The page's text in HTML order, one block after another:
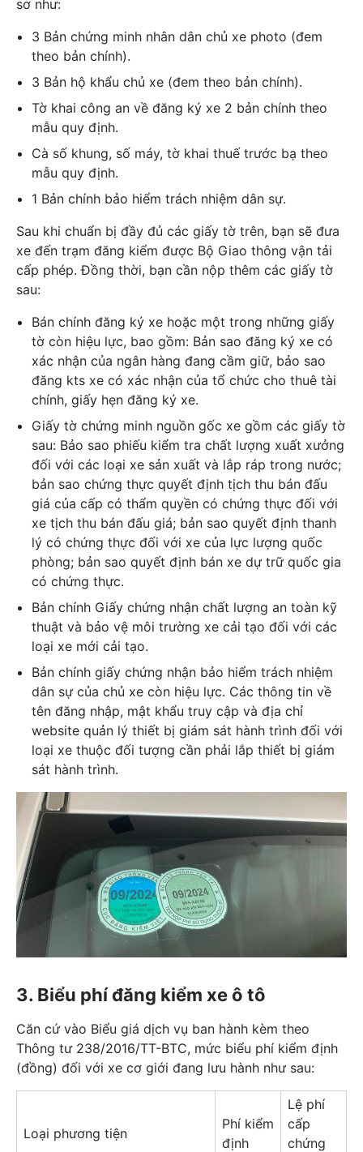
sơ như:
3 Bản chứng minh nhân dân chủ xe photo (đem
theo bản chính).
3 Bản hộ khẩu chủ xe (đem theo bản chính).
Tờ khai công an về đăng ký xe 2 bản chính theo
mẫu quy định.
Cà số khung, số máy, tờ khaithuế trước bạ theo
mẫu quy định.
1 Bản chính bảo hiểm trách nhiệm dân sự.
Sau khi chuẩn bị đầy đủ các giấy tờ trên, bạn sẽ đưa
xe đến trạm đăng kiểm được Bộ Giao thông vận tải
cấp phép. Đồng thời, bạn cần nộp thêm các giấy tờ
sau:
Bán chính đăng ký xe hoặc một trong những giấy
tờ còn hiệu lực, bao gồm: Bản sao đăng ký xe có
xác nhận của ngân hàng đang cầm giữ, bảo sao
đăng kts xe có xác nhận của tổ chức cho thuê tài
chính, giấy hẹn đăng ký xe.
Giấy tờ chứng minh nguồn gốc xe gồm các giấy tờ
sau: Bảo sao phiếu kiểm tra chất lượng xuất xưởng
đối với các loại xe sản xuất và lắp ráp trong nước;
bản sao chứng thực quyết định tịch thu bán đấu
giá của cấp có thẩm quyền có chứng thực đối với
xe tịch thu bán đấu giá; bản sao quyết định thanh
lý có chứng thực đối với xe của lực lượng quốc
phòng; bản sao quyết định bán xe dự trữ quốc gia
có chứng thực.
Bản chính Giấy chứng nhận chất lượng an toàn kỹ
thuật và bảo vệ môi trường xe cải tạo đối với các
loại xe mới cải tạo.
Bản chính giấy chứng nhận bảo hiểm trách nhiệm
dân sự của chủ xe còn hiệu lực. Các thông tin về
tên đăng nhập, mật khẩu truy cập và địa chỉ
website quản lý thiết bị giám sát hành trình đối với
loại xe thuộc đối tượng cần phải lắp thiết bị giám
sát hành trình.
3. Biểu phí đăng kiểm xe ô tô
Căn cứ vào Biểu giá dịch vụ ban hành kèm theo
Thông tư 238/2016/TT-BTC, mức biểu phí kiểm định
(đồng) đối với xe cơ giới đang lưu hành như sau:
Loại phương tiện
Phí kiểm
định
Lệ phí
cấp
chứng